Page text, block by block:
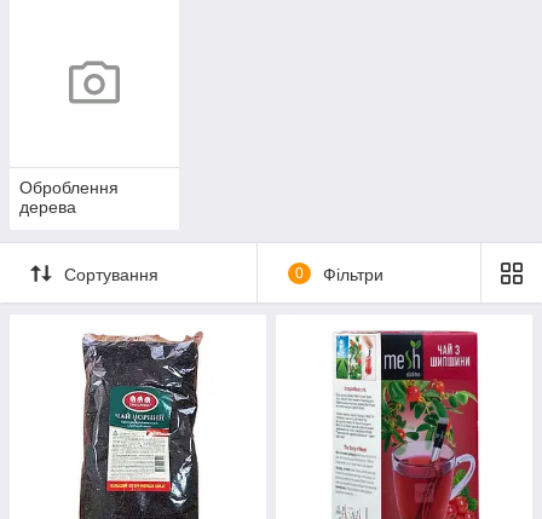
Оброблення
дерева
Сортування 0 Фільтри